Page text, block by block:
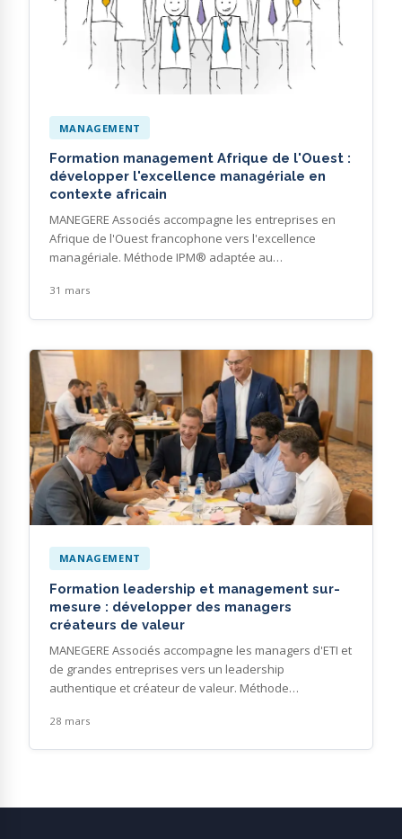
MANAGEMENT
Formation management Afrique de l'Ouest :
développer l'excellence managériale en
contexte africain
MANEGERE Associés accompagne les entreprises en
Afrique de l'Ouest francophone vers l'excellence
managériale. Méthode IPM® adaptée au…
31 mars
MANAGEMENT
Formation leadership et management sur-
mesure : développer des managers
créateurs de valeur
MANEGERE Associés accompagne les managers d'ETI et
de grandes entreprises vers un leadership
authentique et créateur de valeur. Méthode…
28 mars